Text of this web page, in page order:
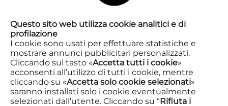
Questo sito web utilizza cookie analitici e di
profilazione
I cookie sono usati per effettuare statistiche e
mostrare annunci pubblicitari personalizzati.
Cliccando sul tasto «Accetta tutti i cookie»
acconsenti all’utilizzo di tutti i cookie, mentre
cliccando su «Accetta solo cookie selezionati»
saranno installati solo i cookie eventualmente
selezionati dall’utente. Cliccando su “Rifiuta i
Spettacoli in
circuitazione
Decolonizzazione del pensiero,